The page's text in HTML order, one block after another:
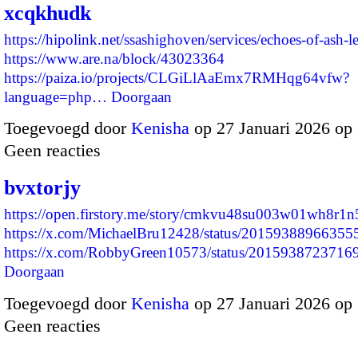
xcqkhudk
https://hipolink.net/ssashighoven/services/echoes-of-ash-
https://www.are.na/block/43023364
https://paiza.io/projects/CLGiLlAaEmx7RMHqg64vfw?
language=php… Doorgaan
Toegevoegd door Kenisha op 27 Januari 2026
Geen reacties
bvxtorjy
https://open.firstory.me/story/
https://x.com/MichaelBru12428/status/
https://x.com/RobbyGreen10573/status/
Doorgaan
Toegevoegd door Kenisha op 27 Januari 2026
Geen reacties